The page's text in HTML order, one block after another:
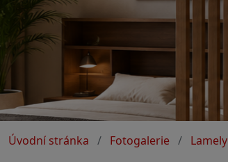
Úvodní stránka Fotogalerie Lamely